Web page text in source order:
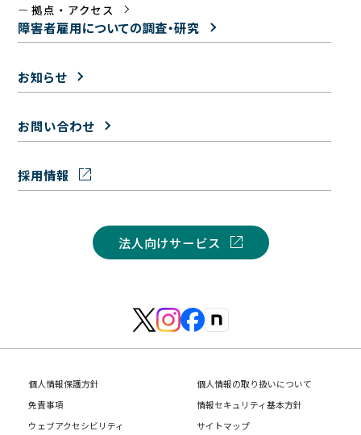
拠点・アクセス
障害者雇用についての調査・研究
お知らせ
お問い合わせ
採用情報
法人向けサービス
個人情報保護方針
個人情報の取り扱いについて
免責事項
情報セキュリティ基本方針
ウェブアクセシビリティ
サイトマップ